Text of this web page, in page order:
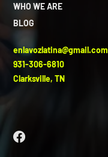
WHO WE ARE
BLOG
enlavozlatina@gmail.com
931-306-6810
Clarksville, TN